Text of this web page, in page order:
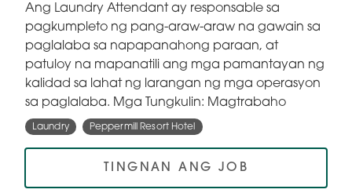
Ang Laundry Attendant ay responsable sa
pagkumpleto ng pang-araw-araw na gawain sa
paglalaba sa napapanahong paraan, at
patuloy na mapanatili ang mga pamantayan ng
kalidad sa lahat ng larangan ng mga operasyon
sa paglalaba. Mga Tungkulin: Magtrabaho
Laundry Peppermill Resort Hotel
TINGNAN ANG JOB